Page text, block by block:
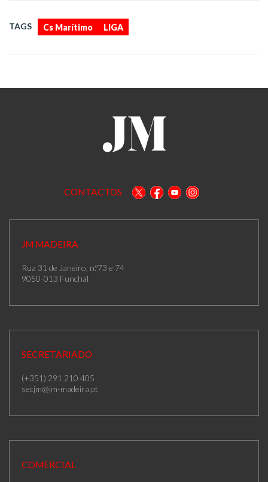
TAGS Cs Marítimo LIGA
CONTACTOS
JM MADEIRA
Rua 31 de Janeiro, n.º73 e 74
9050-013 Funchal
SECRETARIADO
(+351) 291 210 405
secjm@jm-madeira.pt
COMERCIAL